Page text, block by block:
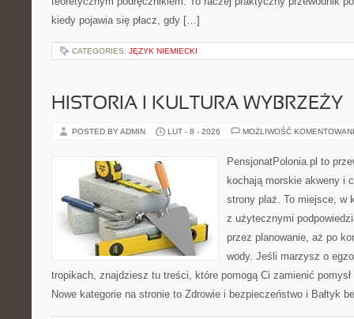
kiedy pojawia się płacz, gdy […]
CATEGORIES: JĘZYK NIEMIECKI
HISTORIA I KULTURA WYBRZEŻY
POSTED BY ADMIN LUT - 8 - 2026 MOŻLIWOŚĆ
PensjonatPolonia.pl to
kochają morskie akweny i
strony plaż. To miejsce, w
z użytecznymi
przez planowanie, aż po
wody. Jeśli marzysz o
tropikach, znajdziesz tu treści, które pomogą Ci zamienić
Nowe kategorie na stronie to Zdrowie i bezpieczeństwo i Bałtyk